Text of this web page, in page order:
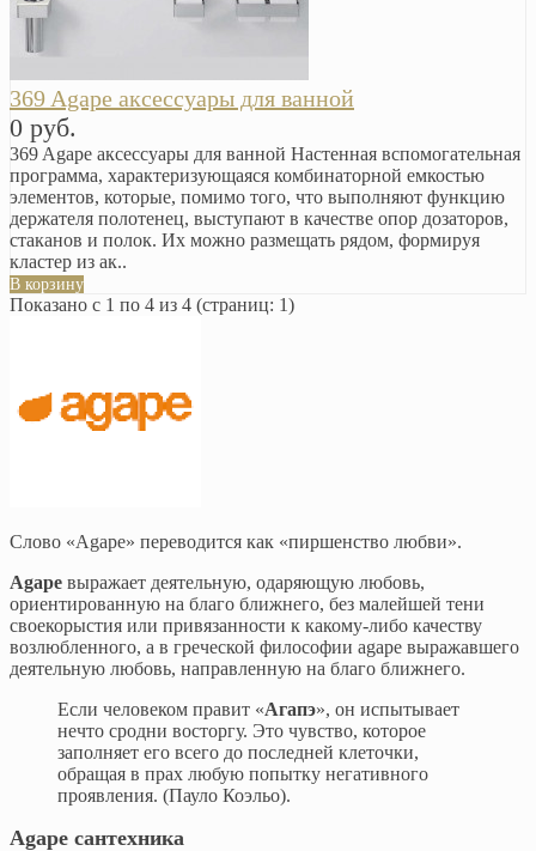
369 Agape аксессуары для ванной
0 руб.
369 Agape аксессуары для ванной Настенная вспомогательная
программа, характеризующаяся комбинаторной емкостью
элементов, которые, помимо того, что выполняют функцию
держателя полотенец, выступают в качестве опор дозаторов,
стаканов и полок. Их можно размещать рядом, формируя
кластер из ак..
В корзину
Показано с 1 по 4 из 4 (страниц: 1)
Слово «Agape» переводится как «пиршенcтво любви».
Agape выражает деятельную, одаряющую любовь,
ориентированную на благо ближнего, без малейшей тени
своекорыстия или привязанности к какому-либо качеству
возлюбленного, а в греческой философии agape выражавшего
деятельную любовь, направленную на благо ближнего.
Если человеком правит «Агапэ», он испытывает
нечто сродни восторгу. Это чувство, которое
заполняет его всего до последней клеточки,
обращая в прах любую попытку негативного
проявления. (Пауло Коэльо).
Agape сантехника